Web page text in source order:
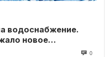
водоснабжение.
новое
0